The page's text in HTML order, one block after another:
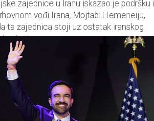
zajednice u Iranu iskazao je podršku i
vođi Irana, Mojtabi Hemeneiju,
ta zajednica stoji uz ostatak iranskog